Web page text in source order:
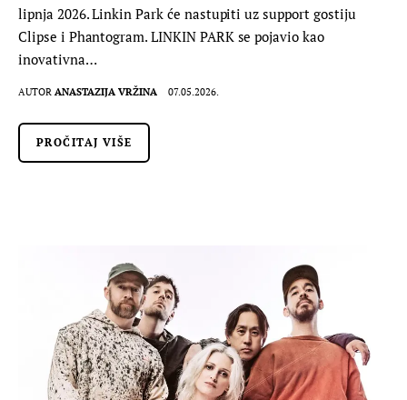
lipnja 2026. Linkin Park će nastupiti uz support gostiju
Clipse i Phantogram. LINKIN PARK se pojavio kao
inovativna…
AUTOR ANASTAZIJA VRŽINA 07.05.2026.
PROČITAJ VIŠE